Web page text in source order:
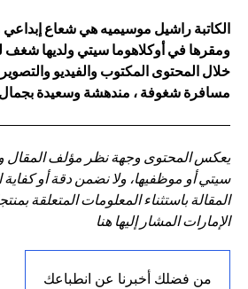
الكاتبة راشيل موسيميه هي شعاع
ومقرها في أوكلاهوما سيتي ولديها
خلال المحتوى المكتوب والفيديو والتصوير
مسافرة شغوفة ، مندهشة وسعيدة بجمال
يعكس المحتوى وجهة نظر مؤلف المقال
سيتي أو موظفيها، ولا نضمن دقة أو كفاية
المقالة باستثناء المعلومات المتعلقة
الإمارات المشار إليها هنا
من فضلك أخبرنا عن انطباعك